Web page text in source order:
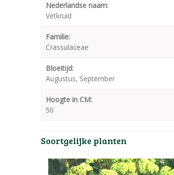
Nederlandse naam:
Vetkruid
Familie:
Crassulaceae
Bloeitijd:
Augustus, September
Hoogte in CM:
50
Soortgelijke planten